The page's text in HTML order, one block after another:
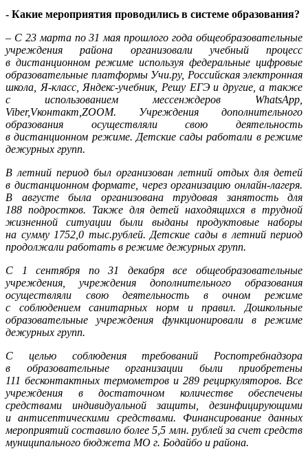
- Какие мероприятия проводились в системе образования?
– С 23 марта по 31 мая прошлого года общеобразовательные
учреждения района организовали учебный процесс
в дистанционном режиме используя федеральные цифровые
образовательные платформы Учи.ру, Российская электронная
школа, Я-класс, Яндекс-учебник, Решу ЕГЭ и другие, а также
с использованием мессенждеров WhatsApp,
Viber,Vконтакт, ZOOM. Учреждения дополнительного
образования осуществляли свою деятельность
в дистанционном режиме. Детские сады работали в режиме
дежурных групп.
В летний период был организован летний отдых для детей
в дистанционном формате, через организацию онлайн-лагеря.
В августе была организована трудовая занятость для
188 подростков. Также для детей находящихся в трудной
жизненной ситуации были выданы продуктовые наборы
на сумму 1752,0 тыс.рублей. Детские сады в летний период
продолжали работать в режиме дежурных групп.
С 1 сентября по 31 декабря все общеобразовательные
учреждения, учреждения дополнительного образования
осуществляли свою деятельность в очном режиме
с соблюдением санитарных норм и правил. Дошкольные
образовательные учреждения функционировали в режиме
дежурных групп.
С целью соблюдения требований Роспотребнадзора
в образовательные организации были приобретены
111 бесконтактных термометров и 289 рециркуляторов. Все
учреждения в достаточном количестве обеспечены
средствами индивидуальной защиты, дезинфицирующими
и антисептическими средствами. Финансирование данных
мероприятий составило более 5,5 млн. рублей за счет средств
муниципального бюджета МО г. Бодайбо и района.